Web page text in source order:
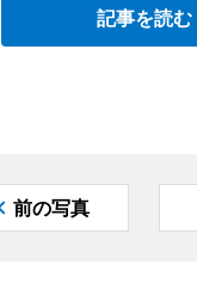
記事を読む
前の写真